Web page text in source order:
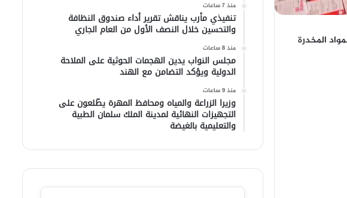
المخدرة
منذ 7 ساعات
تنفيذي مأرب يناقش تقرير أداء صندوق النظافة
والتحسين خلال النصف الأول من العام الجاري
منذ 8 ساعات
مجلس النواب يدين الهجمات الحوثية على الملاحة
الدولية ويؤكد التضامن مع الهند
منذ 9 ساعات
وزيرا الزراعة والمياه ومحافظ المهرة يطّلعون على
التجهيزات النهائية لمدينة الملك سلمان الطبية
والتعليمية بالغيضة